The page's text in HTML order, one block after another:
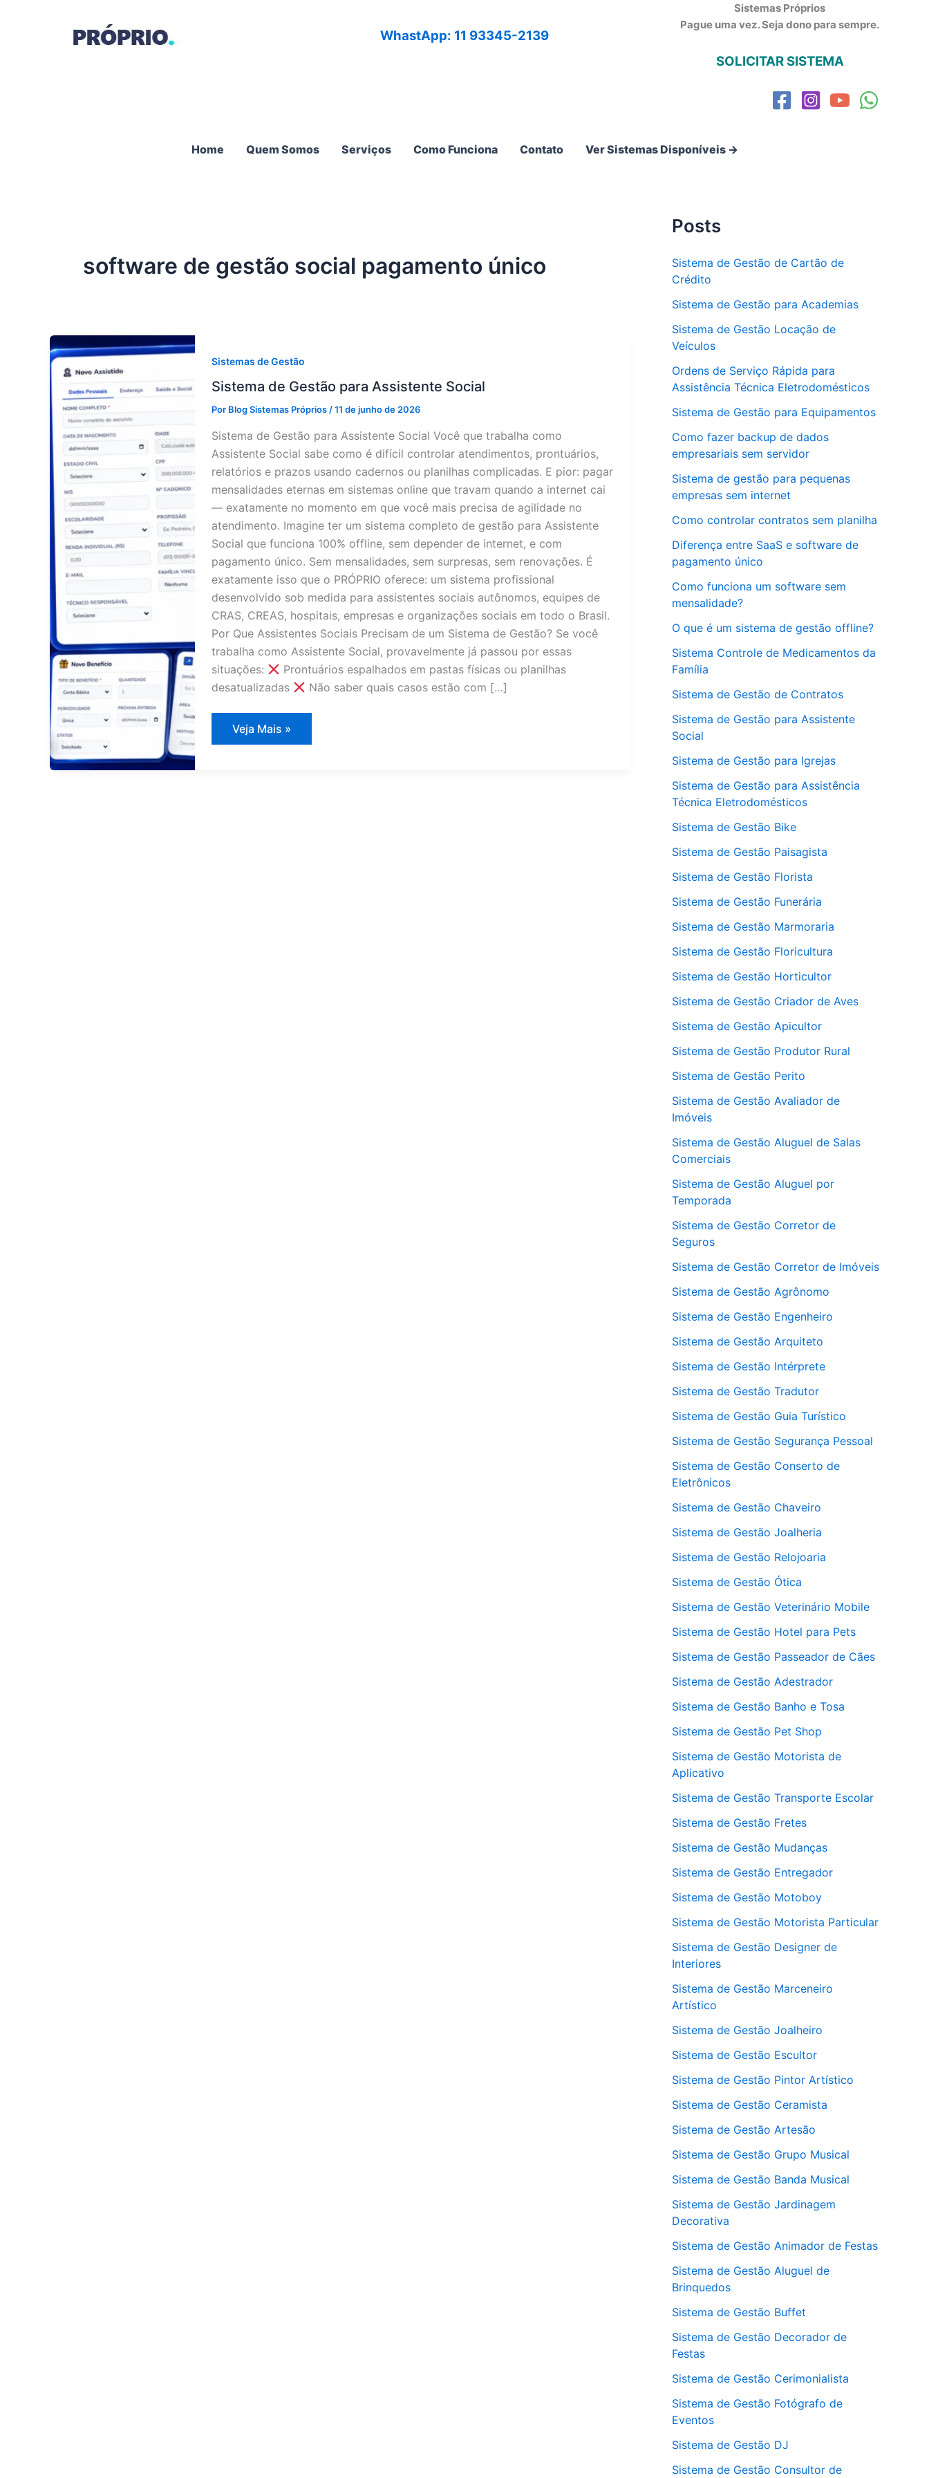
WhastApp: 11 93345-2139
Sistemas Próprios
Pague uma vez. Seja dono para sempre.
SOLICITAR SISTEMA
Home Quem Somos Serviços Como Funciona Contato Ver Sistemas Disponíveis →
software de gestão social pagamento único
Sistemas de Gestão
Sistema de Gestão para Assistente Social
Por Blog Sistemas Próprios/11 de junho de 2026
Sistema de Gestão para Assistente Social Você que trabalha como
Assistente Social sabe como é difícil controlar atendimentos, prontuários,
relatórios e prazos usando cadernos ou planilhas complicadas. E pior: pagar
mensalidades eternas em sistemas online que travam quando a internet cai
— exatamente no momento em que você mais precisa de agilidade no
atendimento. Imagine ter um sistema completo de gestão para Assistente
Social que funciona 100% offline, sem depender de internet, e com
pagamento único. Sem mensalidades, sem surpresas, sem renovações. É
exatamente isso que o PRÓPRIO oferece: um sistema profissional
desenvolvido sob medida para assistentes sociais autônomos, equipes de
CRAS, CREAS, hospitais, empresas e organizações sociais em todo o Brasil.
Por Que Assistentes Sociais Precisam de um Sistema de Gestão? Se você
trabalha como Assistente Social, provavelmente já passou por essas
situações:
Prontuários espalhados em pastas físicas ou planilhas
desatualizadas
Não saber quais casos estão com […]
Sistema
Veja Mais »
Posts
Sistema de Gestão de Cartão de
Crédito
Sistema de Gestão para Academias
Sistema de Gestão Locação de
Veículos
Ordens de Serviço Rápida para
Assistência Técnica Eletrodomésticos
Sistema de Gestão para Equipamentos
Como fazer backup de dados
empresariais sem servidor
Sistema de gestão para pequenas
empresas sem internet
Como controlar contratos sem planilha
Diferença entre SaaS e software de
pagamento único
Como funciona um software sem
mensalidade?
O que é um sistema de gestão offline?
Sistema Controle de Medicamentos da
Família
Sistema de Gestão de Contratos
Sistema de Gestão para Assistente
Social
Sistema de Gestão para Igrejas
Sistema de Gestão para Assistência
Técnica Eletrodomésticos
Sistema de Gestão Bike
Sistema de Gestão Paisagista
Sistema de Gestão Florista
Sistema de Gestão Funerária
Sistema de Gestão Marmoraria
Sistema de Gestão Floricultura
Sistema de Gestão Horticultor
Sistema de Gestão Criador de Aves
Sistema de Gestão Apicultor
Sistema de Gestão Produtor Rural
Sistema de Gestão Perito
Sistema de Gestão Avaliador de
Imóveis
Sistema de Gestão Aluguel de Salas
Comerciais
Sistema de Gestão Aluguel por
Temporada
Sistema de Gestão Corretor de
Seguros
Sistema de Gestão Corretor de Imóveis
Sistema de Gestão Agrônomo
Sistema de Gestão Engenheiro
Sistema de Gestão Arquiteto
Sistema de Gestão Intérprete
Sistema de Gestão Tradutor
Sistema de Gestão Guia Turístico
Sistema de Gestão Segurança Pessoal
Sistema de Gestão Conserto de
Eletrônicos
Sistema de Gestão Chaveiro
Sistema de Gestão Joalheria
Sistema de Gestão Relojoaria
Sistema de Gestão Ótica
Sistema de Gestão Veterinário Mobile
Sistema de Gestão Hotel para Pets
Sistema de Gestão Passeador de Cães
Sistema de Gestão Adestrador
Sistema de Gestão Banho e Tosa
Sistema de Gestão Pet Shop
Sistema de Gestão Motorista de
Aplicativo
Sistema de Gestão Transporte Escolar
Sistema de Gestão Fretes
Sistema de Gestão Mudanças
Sistema de Gestão Entregador
Sistema de Gestão Motoboy
Sistema de Gestão Motorista Particular
Sistema de Gestão Designer de
Interiores
Sistema de Gestão Marceneiro
Artístico
Sistema de Gestão Joalheiro
Sistema de Gestão Escultor
Sistema de Gestão Pintor Artístico
Sistema de Gestão Ceramista
Sistema de Gestão Artesão
Sistema de Gestão Grupo Musical
Sistema de Gestão Banda Musical
Sistema de Gestão Jardinagem
Decorativa
Sistema de Gestão Animador de Festas
Sistema de Gestão Aluguel de
Brinquedos
Sistema de Gestão Buffet
Sistema de Gestão Decorador de
Festas
Sistema de Gestão Cerimonialista
Sistema de Gestão Fotógrafo de
Eventos
Sistema de Gestão DJ
Sistema de Gestão Consultor de